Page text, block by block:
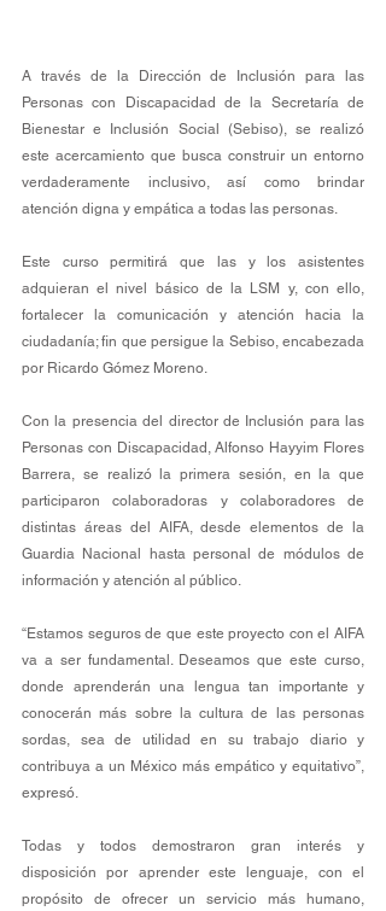
A través de la Dirección de Inclusión para las
Personas con Discapacidad de la Secretaría de
Bienestar e Inclusión Social (Sebiso), se realizó
este acercamiento que busca construir un entorno
verdaderamente inclusivo, así como brindar
atención digna y empática a todas las personas.
Este curso permitirá que las y los asistentes
adquieran el nivel básico de la LSM y, con ello,
fortalecer la comunicación y atención hacia la
ciudadanía; fin que persigue la Sebiso, encabezada
por Ricardo Gómez Moreno.
Con la presencia del director de Inclusión para las
Personas con Discapacidad, Alfonso Hayyim Flores
Barrera, se realizó la primera sesión, en la que
participaron colaboradoras y colaboradores de
distintas áreas del AIFA, desde elementos de la
Guardia Nacional hasta personal de módulos de
información y atención al público.
“Estamos seguros de que este proyecto con el AIFA
va a ser fundamental. Deseamos que este curso,
donde aprenderán una lengua tan importante y
conocerán más sobre la cultura de las personas
sordas, sea de utilidad en su trabajo diario y
contribuya a un México más empático y equitativo”,
expresó.
Todas y todos demostraron gran interés y
disposición por aprender este lenguaje, con el
propósito de ofrecer un servicio más humano,